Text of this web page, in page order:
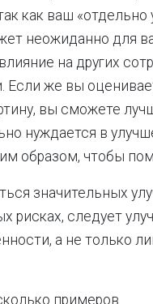
как ваш
неожиданно для
на других
Если же вы
вы сможете
нуждается в
образом, чтобы
значительных
рисках, следует
а не только
примеров.